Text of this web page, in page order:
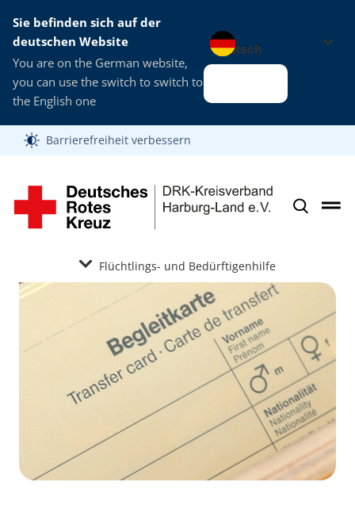
Sie befinden sich auf der
deutschen Website
You are on the German website,
you can use the switch to switch to
the English one
Sprache wechseln zu
Barrierefreiheit verbessern
Flüchtlings- und Bedürftigenhilfe